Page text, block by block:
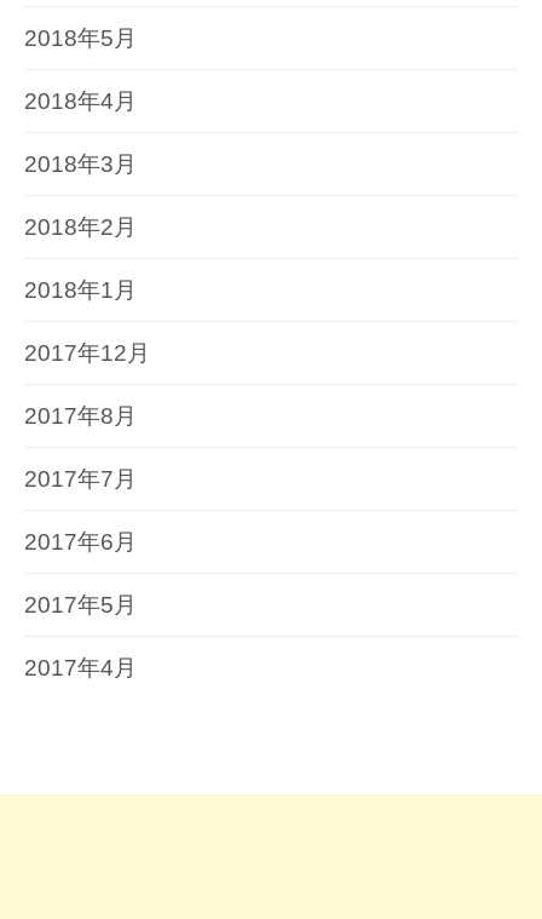
2018年5月
2018年4月
2018年3月
2018年2月
2018年1月
2017年12月
2017年8月
2017年7月
2017年6月
2017年5月
2017年4月